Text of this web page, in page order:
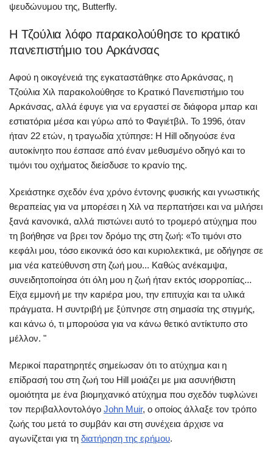
ψευδώνυμου της, Butterfly.
Η Τζούλια λόφο παρακολούθησε το κρατικό
πανεπιστήμιο του Αρκάνσας
Αφού η οικογένειά της εγκαταστάθηκε στο Αρκάνσας, η
Τζούλια Χιλ παρακολούθησε το Κρατικό Πανεπιστήμιο του
Αρκάνσας, αλλά έφυγε για να εργαστεί σε διάφορα μπαρ και
εστιατόρια μέσα και γύρω από το Φαγιέτβιλ. Το 1996, όταν
ήταν 22 ετών, η τραγωδία χτύπησε: Η Hill οδηγούσε ένα
αυτοκίνητο που έσπασε από έναν μεθυσμένο οδηγό και το
τιμόνι του οχήματος διείσδυσε το κρανίο της.
Χρειάστηκε σχεδόν ένα χρόνο έντονης φυσικής και γνωστικής
θεραπείας για να μπορέσει η Χιλ να περπατήσει και να μιλήσει
ξανά κανονικά, αλλά πιστώνει αυτό το τρομερό ατύχημα που
τη βοήθησε να βρει τον δρόμο της στη ζωή: «Το τιμόνι στο
κεφάλι μου, τόσο εικονικά όσο και κυριολεκτικά, με οδήγησε σε
μια νέα κατεύθυνση στη ζωή μου... Καθώς ανέκαμψα,
συνειδητοποίησα ότι όλη μου η ζωή ήταν εκτός ισορροπίας...
Είχα εμμονή με την καριέρα μου, την επιτυχία και τα υλικά
πράγματα. Η συντριβή με ξύπνησε στη σημασία της στιγμής,
και κάνω ό, τι μπορούσα για να κάνω θετικό αντίκτυπο στο
μέλλον. "
Μερικοί παρατηρητές σημείωσαν ότι το ατύχημα και η
επίδρασή του στη ζωή του Hill μοιάζει με μια ασυνήθιστη
ομοιότητα με ένα βιομηχανικό ατύχημα που σχεδόν τυφλώνει
τον περιβαλλοντολόγο John Muir, ο οποίος άλλαξε τον τρόπο
ζωής του μετά το συμβάν και στη συνέχεια άρχισε να
αγωνίζεται για τη διατήρηση της ερήμου.